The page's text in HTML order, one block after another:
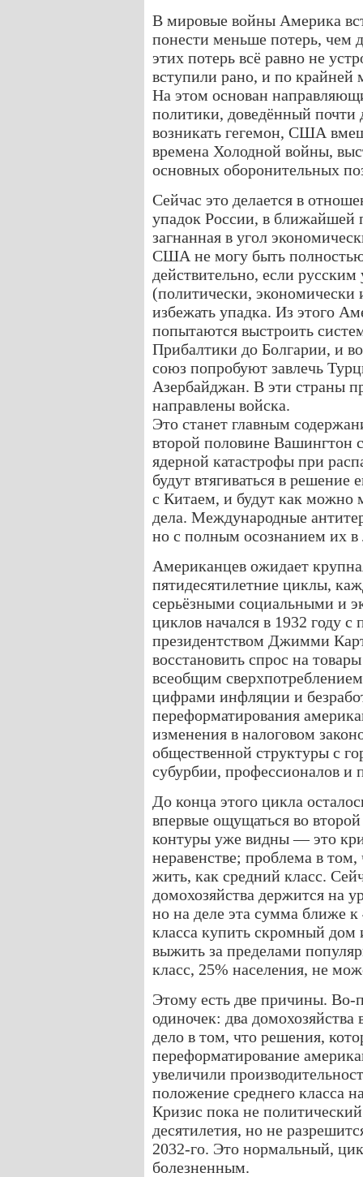
В мировые войны Америка
понести меньше потерь, чем
этих потерь всё равно не
вступили рано, и по крайней
На этом основан
политики, доведённый почти
возникать гегемон, США
времена Холодной войны,
основных оборонительных
Сейчас это делается в
упадок России, в ближайшей
загнанная в угол
США не могу быть полностью
действительно, если
(политически,
избежать упадка. Из этого
попытаются выстроить
Прибалтики до Болгарии, и
союз попробуют завлечь
Азербайджан. В эти страны
направлены войска.
Это станет главным
второй половине Вашингтон
ядерной катастрофы при
будут втягиваться в решение
с Китаем, и будут как можно
дела. Международные
но с полным осознанием их в
Американцев ожидает
пятидесятилетние циклы,
серьёзными социальными и
циклов начался в 1932 году с
президентством Джимми
восстановить спрос на
всеобщим
цифрами инфляции и
переформатирования
изменения в налоговом
общественной структуры с
субурбии, профессионалов и
До конца этого цикла
впервые ощущаться во
контуры уже видны — это
неравенстве; проблема в
жить, как средний класс.
домохозяйства держится на
но на деле эта сумма ближе к
класса купить скромный
выжить за пределами
класс, 25% населения, не
Этому есть две причины. Во-
одиночек: два
дело в том, что решения,
переформатирование
увеличили
положение среднего класса
Кризис пока не
десятилетия, но не
2032-го. Это нормальный,
болезненным.